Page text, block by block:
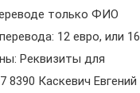
только ФИО
12 евро, или 16
Реквизиты для
Каскевич Евгений